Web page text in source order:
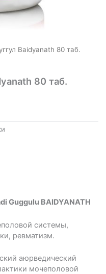
Baidyanath 80 таб.
80 таб.
Guggulu BAIDYANATH
системы,
ревматизм.
аюрведический
мочеполовой